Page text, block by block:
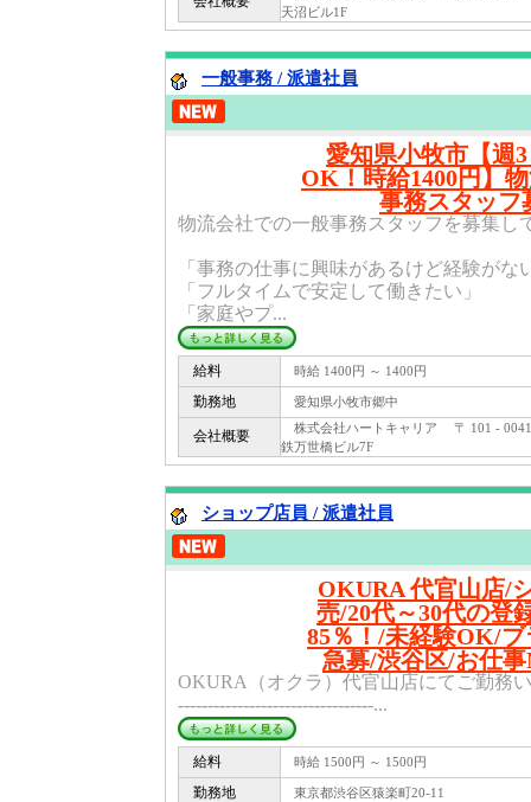
天沼ビル1F
一般事務 / 派遣社員
愛知県小牧市【週
OK！時給1400円】
事務スタッフ
物流会社での一般事務スタッフを募集し
「事務の仕事に興味があるけど経験が
「フルタイムで安定して働きたい」
「家庭やプ...
給料 時給 1400円 ～ 1400円
勤務地 愛知県小牧市郷中
会社概要
株式会社ハートキャリア 〒 101 -
鉄万世橋ビル7F
ショップ店員 / 派遣社員
OKURA 代官山店/
売/20代～30代の登
85％！/未経験OK/
急募/渋谷区/お仕事
OKURA（オクラ）代官山店にてご勤務
---------------------------------...
給料 時給 1500円 ～ 1500円
勤務地 東京都渋谷区猿楽町20-11